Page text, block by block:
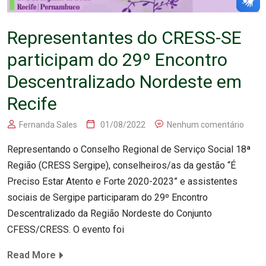
Representantes do CRESS-SE
participam do 29º Encontro
Descentralizado Nordeste em
Recife
Fernanda Sales 01/08/2022 Nenhum comentário
Representando o Conselho Regional de Serviço Social 18ª
Região (CRESS Sergipe), conselheiros/as da gestão “É
Preciso Estar Atento e Forte 2020-2023” e assistentes
sociais de Sergipe participaram do 29º Encontro
Descentralizado da Região Nordeste do Conjunto
CFESS/CRESS. O evento foi
Read More